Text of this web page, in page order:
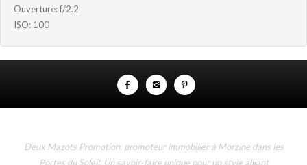
Ouverture: f/2.2
ISO: 100
Deux Mazots Promotion, promoteur immobilier à Morzine dans les
Portes du Soleil. Un savoir-faire unique pour un style alliant